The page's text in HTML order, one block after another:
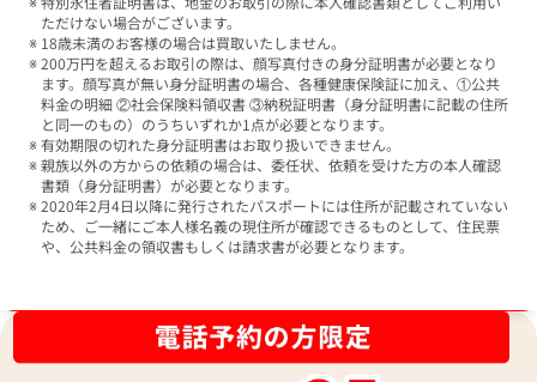
ただけない場合がございます。
18歳未満のお客様の場合は買取いたしません。
200万円を超えるお取引の際は、顔写真付きの身分証明書が必要となり
ます。顔写真が無い身分証明書の場合、各種健康保険証に加え、①公共
料金の明細 ②社会保険料領収書 ③納税証明書（身分証明書に記載の住所
と同一のもの）のうちいずれか1点が必要となります。
有効期限の切れた身分証明書はお取り扱いできません。
親族以外の方からの依頼の場合は、委任状、依頼を受けた方の本人確認
書類（身分証明書）が必要となります。
2020年2月4日以降に発行されたパスポートには住所が記載されていない
ため、ご一緒にご本人様名義の現住所が確認できるものとして、住民票
や、公共料金の領収書もしくは請求書が必要となります。